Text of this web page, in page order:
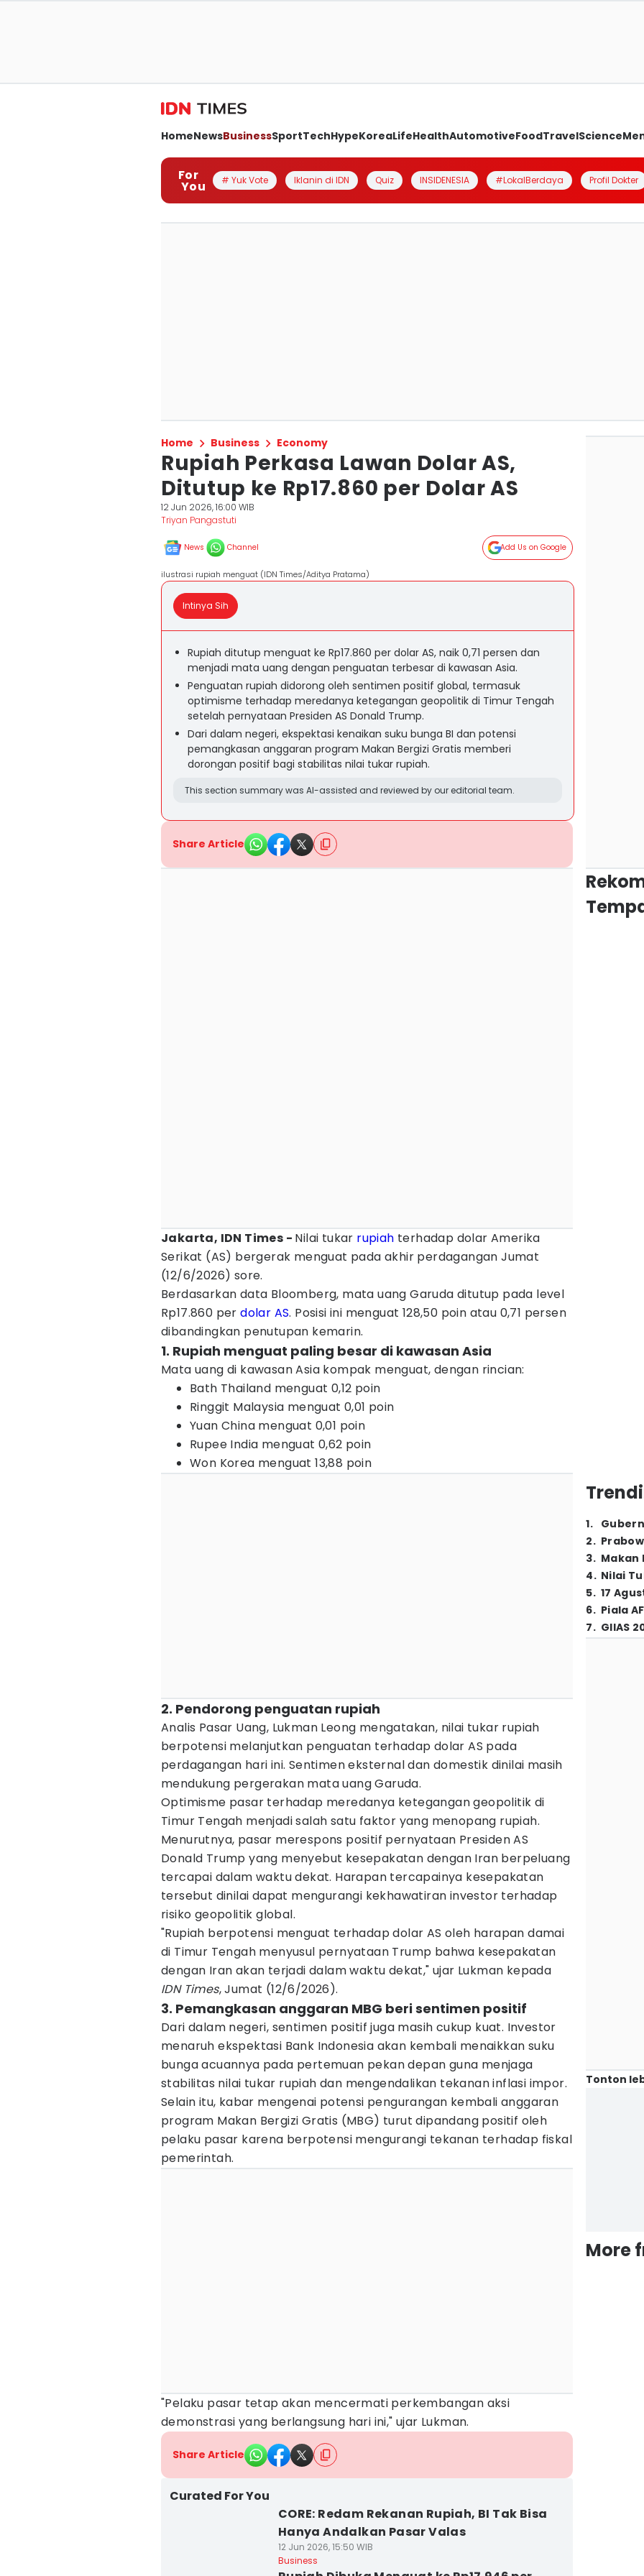
HomeNewsBusinessSportTechHypeKoreaLifeHealthAutomotiveFoodTravelScience
For
You # Yuk Vote Iklanin di IDN Quiz INSIDENESIA #LokalBerdaya Profil Dokter
Home Business Economy
Rupiah Perkasa Lawan Dolar AS,
Ditutup ke Rp17.860 per Dolar AS
12 Jun 2026, 16:00 WIB
Triyan Pangastuti
News Channel Add Us on Google
ilustrasi rupiah menguat (IDN Times/Aditya Pratama)
Intinya Sih
Rupiah ditutup menguat ke Rp17.860 per dolar AS, naik 0,71 persen dan
menjadi mata uang dengan penguatan terbesar di kawasan Asia.
Penguatan rupiah didorong oleh sentimen positif global, termasuk
optimisme terhadap meredanya ketegangan geopolitik di Timur Tengah
setelah pernyataan Presiden AS Donald Trump.
Dari dalam negeri, ekspektasi kenaikan suku bunga BI dan potensi
pemangkasan anggaran program Makan Bergizi Gratis memberi
dorongan positif bagi stabilitas nilai tukar rupiah.
This section summary was AI-assisted and reviewed by our editorial team.
Share Article
Jakarta, IDN Times - Nilai tukar rupiah terhadap dolar Amerika
Serikat (AS) bergerak menguat pada akhir perdagangan Jumat
(12/6/2026) sore.
Berdasarkan data Bloomberg, mata uang Garuda ditutup pada level
Rp17.860 perdolar AS. Posisi ini menguat 128,50 poin atau 0,71 persen
dibandingkan penutupan kemarin.
1. Rupiah menguat paling besar di kawasan Asia
Mata uang di kawasan Asia kompak menguat, dengan rincian:
Bath Thailand menguat 0,12 poin
Ringgit Malaysia menguat 0,01 poin
Yuan China menguat 0,01 poin
Rupee India menguat 0,62 poin
Won Korea menguat 13,88 poin
2. Pendorong penguatan rupiah
Analis Pasar Uang, Lukman Leong mengatakan, nilai tukar rupiah
berpotensi melanjutkan penguatan terhadap dolar AS pada
perdagangan hari ini. Sentimen eksternal dan domestik dinilai masih
mendukung pergerakan mata uang Garuda.
Optimisme pasar terhadap meredanya ketegangan geopolitik di
Timur Tengah menjadi salah satu faktor yang menopang rupiah.
Menurutnya, pasar merespons positif pernyataan Presiden AS
Donald Trump yang menyebut kesepakatan dengan Iran berpeluang
tercapai dalam waktu dekat. Harapan tercapainya kesepakatan
tersebut dinilai dapat mengurangi kekhawatiran investor terhadap
risiko geopolitik global.
"Rupiah berpotensi menguat terhadap dolar AS oleh harapan damai
di Timur Tengah menyusul pernyataan Trump bahwa kesepakatan
dengan Iran akan terjadi dalam waktu dekat," ujar Lukman kepada
IDN Times, Jumat (12/6/2026).
3. Pemangkasan anggaran MBG beri sentimen positif
Dari dalam negeri, sentimen positif juga masih cukup kuat. Investor
menaruh ekspektasi Bank Indonesia akan kembali menaikkan suku
bunga acuannya pada pertemuan pekan depan guna menjaga
stabilitas nilai tukar rupiah dan mengendalikan tekanan inflasi impor.
Selain itu, kabar mengenai potensi pengurangan kembali anggaran
program Makan Bergizi Gratis (MBG) turut dipandang positif oleh
pelaku pasar karena berpotensi mengurangi tekanan terhadap fiskal
pemerintah.
"Pelaku pasar tetap akan mencermati perkembangan aksi
demonstrasi yang berlangsung hari ini," ujar Lukman.
Share Article
Curated For You
CORE: Redam Rekanan Rupiah, BI Tak Bisa
Hanya Andalkan Pasar Valas
12 Jun 2026, 15:50 WIB
Business
1.
2.
3. Makan
4. Nilai
5. 17
6. Piala
7. GIIAS
Tonton
More